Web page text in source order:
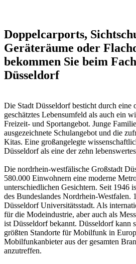
Doppelcarports,
Geräteräume oder
bekommen Sie beim
Düsseldorf
Die Stadt Düsseldorf besticht durch eine
geschätztes Lebensumfeld als auch ein
Freizeit- und Sportangebot. Junge
ausgezeichnete Schulangebot und die
Kitas. Eine großangelegte
Düsseldorf als eine der zehn
Die nordrhein-westfälische Großstadt
580.000 Einwohnern eine moderne
unterschiedlichen Gesichtern. Seit 1946
des Bundeslandes Nordrhein-Westfalen.
Düsseldorf Universitätsstadt. Als
für die Modeindustrie, aber auch als
ist Düsseldorf bekannt. Düsseldorf kann
größten Standorte für Mobilfunk in
Mobilfunkanbieter aus der gesamten
anzutreffen.